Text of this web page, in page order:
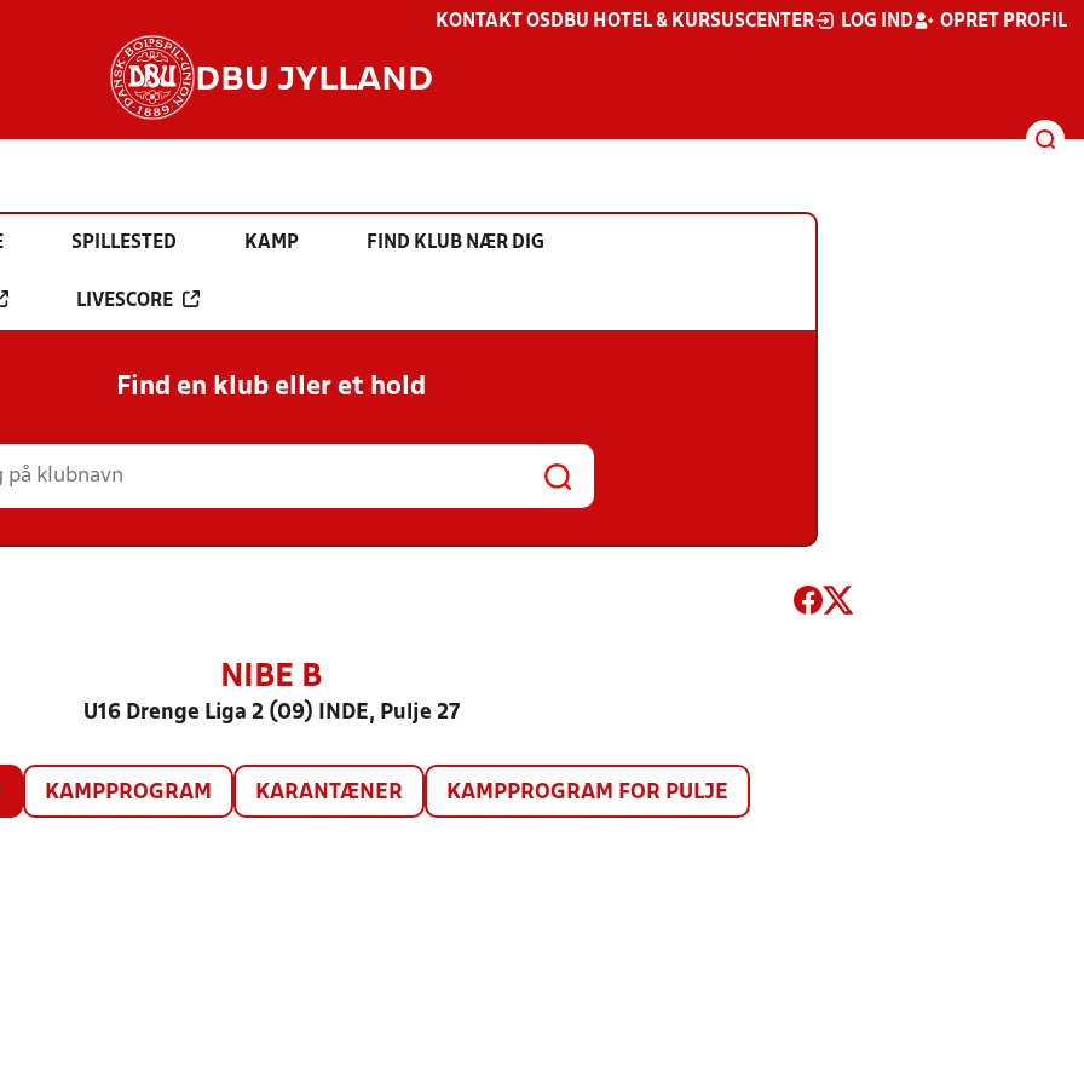
KONTAKT OS DBU HOTEL & KURSUSCENTER LOG IND OPRET PROFIL
DBU JYLLAND
SPILLESTED KAMP FIND KLUB NÆR DIG
LIVESCORE
Find en klub eller et hold
NIBE B
U16 Drenge Liga 2 (09) INDE, Pulje 27
KAMPPROGRAM KARANTÆNER KAMPPROGRAM FOR PULJE